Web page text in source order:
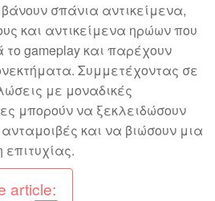
σπάνια αντικείμενα,
και αντικείμενα ηρώων που
το gameplay και παρέχουν
Συμμετέχοντας σε
με μοναδικές
μπορούν να ξεκλειδώσουν
και να βιώσουν μια
article: